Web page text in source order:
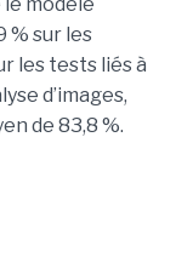
le modèle
% sur les
les tests liés à
d’images,
de 83,8 %.